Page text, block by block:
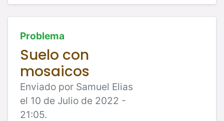
Problema
Suelo con
mosaicos
Enviado por Samuel Elias
el 10 de Julio de 2022 -
21:05.